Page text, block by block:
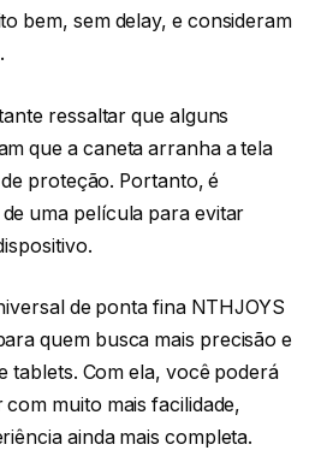
bem, sem delay, e consideram
ressaltar que alguns
que a caneta arranha a tela
proteção. Portanto, é
uma película para evitar
de ponta fina NTHJOYS
quem busca mais precisão e
tablets. Com ela, você poderá
muito mais facilidade,
ainda mais completa.